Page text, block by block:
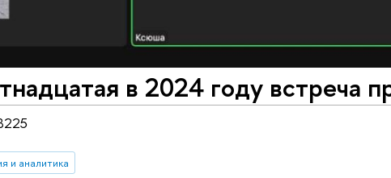
в 2024 году встреча
и аналитика